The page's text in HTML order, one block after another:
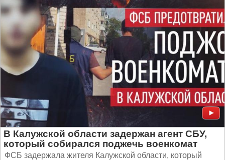
В Калужской области задержан агент СБУ,
который собирался поджечь военкомат
ФСБ задержала жителя Калужской области, который